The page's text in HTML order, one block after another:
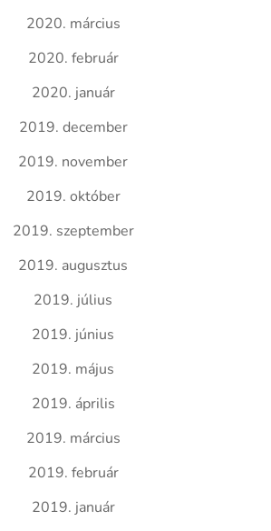
2020. március
2020. február
2020. január
2019. december
2019. november
2019. október
2019. szeptember
2019. augusztus
2019. július
2019. június
2019. május
2019. április
2019. március
2019. február
2019. január